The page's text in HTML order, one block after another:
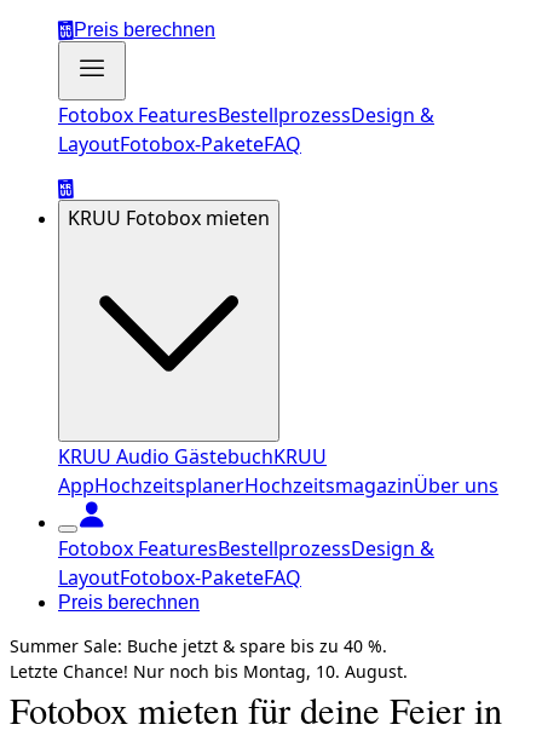
Preis berechnen
Fotobox FeaturesBestellprozessDesign &
LayoutFotobox-PaketeFAQ
KRUU Fotobox mieten
KRUU Audio GästebuchKRUU
AppHochzeitsplanerHochzeitsmagazinÜber uns
Fotobox FeaturesBestellprozessDesign &
LayoutFotobox-PaketeFAQ
Preis berechnen
Summer Sale: Buche jetzt & spare bis zu 40 %.
Letzte Chance! Nur noch bis Montag, 10. August.
Fotobox mieten für deine Feier in